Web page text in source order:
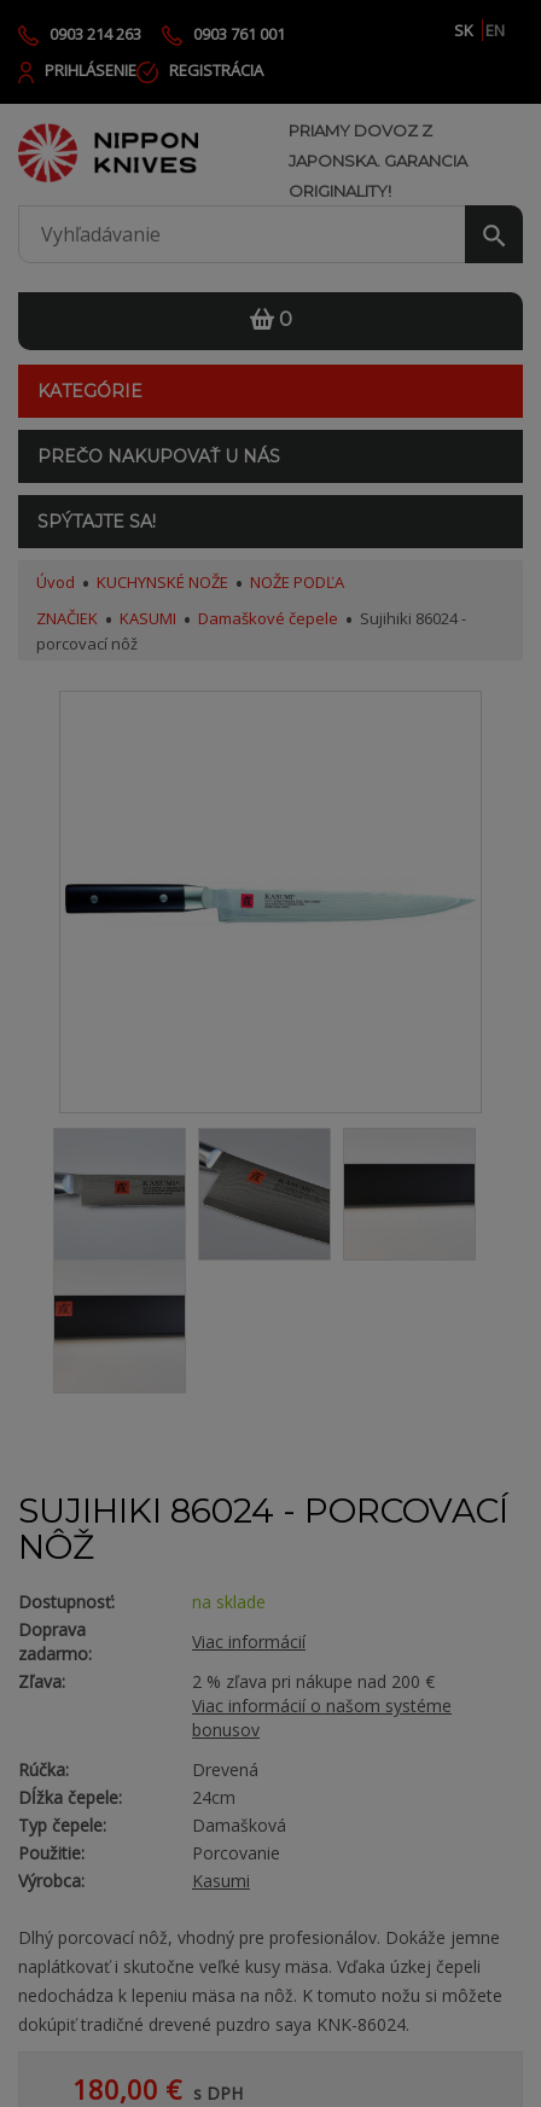
0903 214 263 0903 761 001 SK
EN
PRIHLÁSENIE
REGISTRÁCIA
PRIAMY DOVOZ Z
JAPONSKA. GARANCIA
ORIGINALITY!
0
KATEGÓRIE
PREČO NAKUPOVAŤ U NÁS
SPÝTAJTE SA!
Úvod KUCHYNSKÉ NOŽE
NOŽE PODĽA
ZNAČIEK
KASUMI Damaškové čepele
Sujihiki 86024 -
porcovací nôž
SUJIHIKI 86024 - PORCOVACÍ
NÔŽ
Dostupnosť:
na sklade
Doprava
zadarmo:
Viac informácií
Zľava:
2 % zľava pri nákupe nad 200 €
Viac informácií o našom systéme
bonusov
Rúčka:
Drevená
Dĺžka čepele:
24cm
Typ čepele:
Damašková
Použitie:
Porcovanie
Výrobca:
Kasumi
Dlhý porcovací nôž, vhodný pre profesionálov. Dokáže jemne
naplátkovať i skutočne veľké kusy mäsa. Vďaka úzkej čepeli
nedochádza k lepeniu mäsa na nôž. K tomuto nožu si môžete
dokúpiť tradičné drevené puzdro saya KNK-86024.
180,00 € s DPH